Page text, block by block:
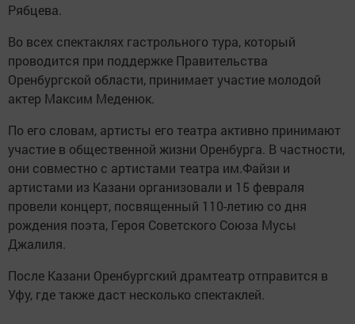
Рябцева.
Во всех спектаклях гастрольного тура, который
проводится при поддержке Правительства
Оренбургской области, принимает участие молодой
актер Максим Меденюк.
По его словам, артисты его театра активно принимают
участие в общественной жизни Оренбурга. В частности,
они совместно с артистами театра им.Файзи и
артистами из Казани организовали и 15 февраля
провели концерт, посвященный 110-летию со дня
рождения поэта, Героя Советского Союза Мусы
Джалиля.
После Казани Оренбургский драмтеатр отправится в
Уфу, где также даст несколько спектаклей.